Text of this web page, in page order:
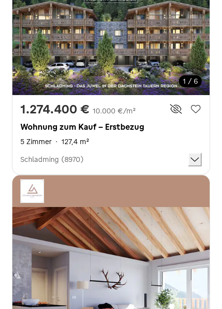
1 / 6
1.274.400 € 10.000 €/m²
Wohnung zum Kauf - Erstbezug
5 Zimmer · 127,4 m²
Schladming (8970)